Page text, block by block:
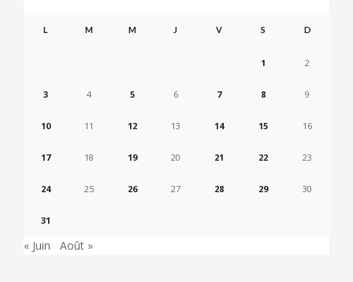
L M M J V S D
1 2
3 4 5 6 7 8 9
10 11 12 13 14 15 16
17 18 19 20 21 22 23
24 25 26 27 28 29 30
31
« Juin Août »